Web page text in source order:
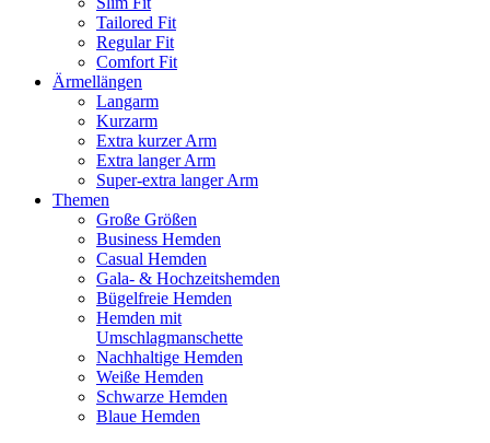
Tailored Fit
Regular Fit
Comfort Fit
Ärmellängen
Langarm
Kurzarm
Extra kurzer Arm
Extra langer Arm
Super-extra langer Arm
Themen
Große Größen
Business Hemden
Casual Hemden
Gala- & Hochzeitshemden
Bügelfreie Hemden
Hemden mit
Umschlagmanschette
Nachhaltige Hemden
Weiße Hemden
Schwarze Hemden
Blaue Hemden